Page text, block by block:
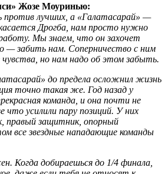
Жозе Моуринью:
против лучших, а «Галатасарай» —
Дрогба, нам просто нужно
Мы знаем, что он захочет
— забить нам. Соперничество с ним
но нам надо об этом забыть.
до предела осложнил жизнь
точно такая же. Год назад у
команда, и она почти не
что усилили пару позиций. У них
правый защитник, опорный
все звездные нападающие команды
Когда добираешься до 1/4 финала,